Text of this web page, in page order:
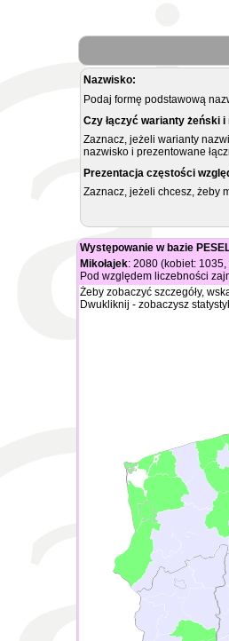
Nazwisko:
Podaj formę podstawową
Czy łączyć warianty żeński
Zaznacz, jeżeli warianty
nazwisko i prezentowane
Prezentacja częstości
Zaznacz, jeżeli chcesz, żeby
Występowanie w bazie
Mikołajek: 2080 (kobiet:
Pod względem liczebności
Żeby zobaczyć szczegóły,
Dwukliknij - zobaczysz